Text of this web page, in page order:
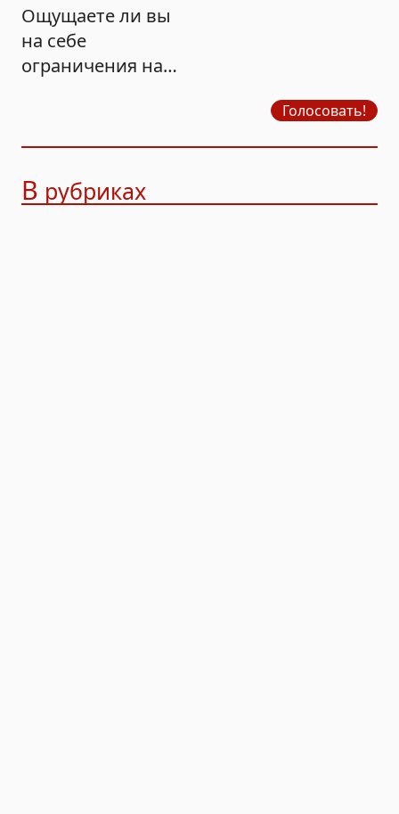
Ощущаете ли вы
на себе
ограничения на
Голосовать!
В рубриках